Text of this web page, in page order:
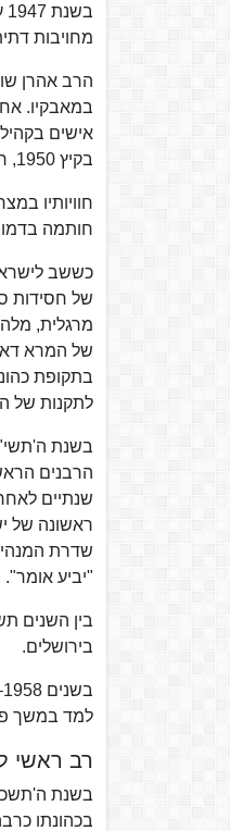
מחויבות
הרב אהרן
במאבקיו.
אישים
בקיץ 1950, חזר לישראל.
חוויותיו
חותמה
כששב
של חסידות
מרגלית,
לתקנות של
בשנת
שנתיים
ראשונה של
שדרת
"יביע
בירושלים.
למד במשך
רב ראשי
בכהונתו